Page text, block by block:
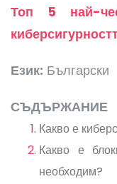
Топ 5 най-
Език: Български
СЪДЪРЖАНИЕ
Какво е
Какво е
необходим?